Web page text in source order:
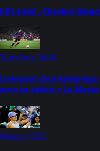
ŁKS Łódź - Chrobry
Transfery 14:30
Liverpool chce
euro za talent z La Masia
Newsy 13:50